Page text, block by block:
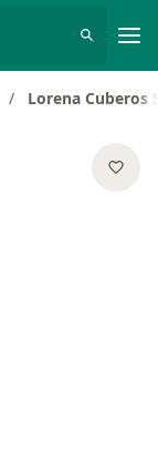
Lorena Cuberos